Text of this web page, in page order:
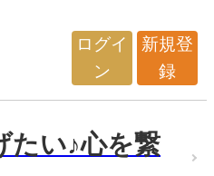
ログイ
ン
新規登
録
たい♪心を繋